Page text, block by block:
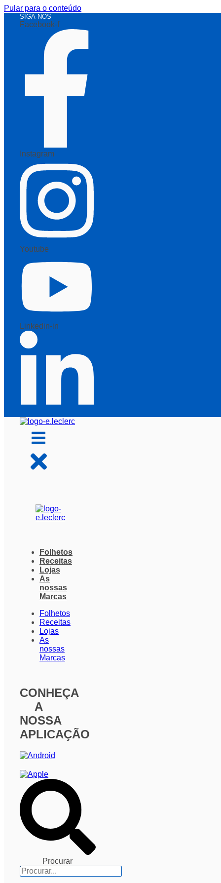
Pular para o conteúdo
SIGA-NOS
Facebook-f
Instagram
Youtube
Linkedin-in
Folhetos
Receitas
Lojas
As
nossas
Marcas
Folhetos
Receitas
Lojas
As
nossas
Marcas
CONHEÇA
A
NOSSA
APLICAÇÃO
Procurar